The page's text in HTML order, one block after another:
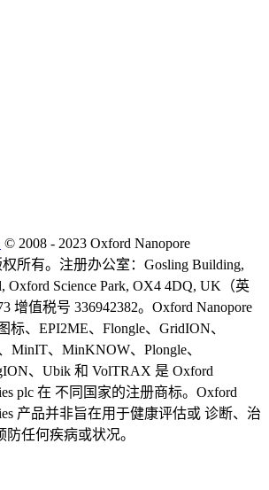
© 2008 - 2023 Oxford Nanopore
权所有。注册办公室：Gosling Building,
Oxford Science Park, OX4 4DQ, UK（英
增值税号 336942382。Oxford Nanopore
标、EPI2ME、Flongle、GridION、
MinIT、MinKNOW、Plongle、
、Ubik 和 VolTRAX 是 Oxford
plc 在 不同国家的注册商标。Oxford
产品并非旨在用于健康评估或 诊断、治
任何疾病或状况。